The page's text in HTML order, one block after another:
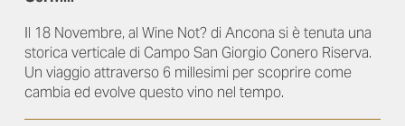
Il 18 Novembre, al Wine Not? di Ancona si è tenuta una
storica verticale di Campo San Giorgio Conero Riserva.
Un viaggio attraverso 6 millesimi per scoprire come
cambia ed evolve questo vino nel tempo.